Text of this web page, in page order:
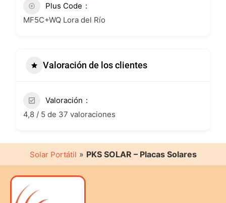
Plus Code
MF5C+WQ Lora del Río
Valoración de los clientes
Valoración
4,8 / 5 de 37 valoraciones
Solar Portátil » PKS SOLAR – Placas Solares